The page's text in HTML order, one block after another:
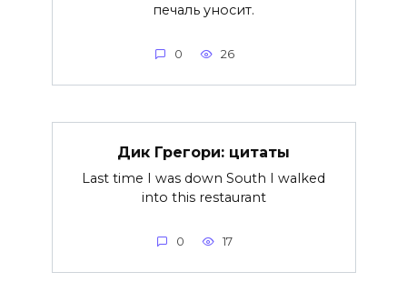
печаль уносит.
0 26
Дик Грегори: цитаты
Last time I was down South I walked
into this restaurant
0 17